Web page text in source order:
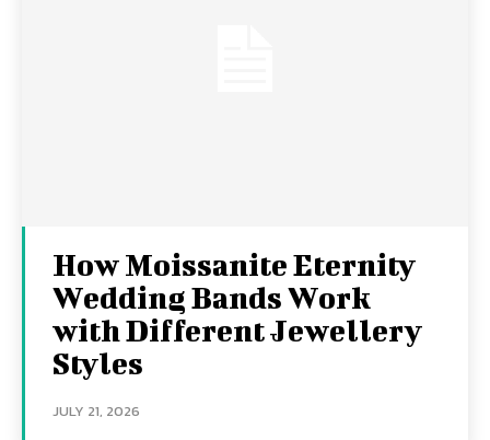
How Moissanite Eternity
Wedding Bands Work
with Different Jewellery
Styles
JULY 21, 2026